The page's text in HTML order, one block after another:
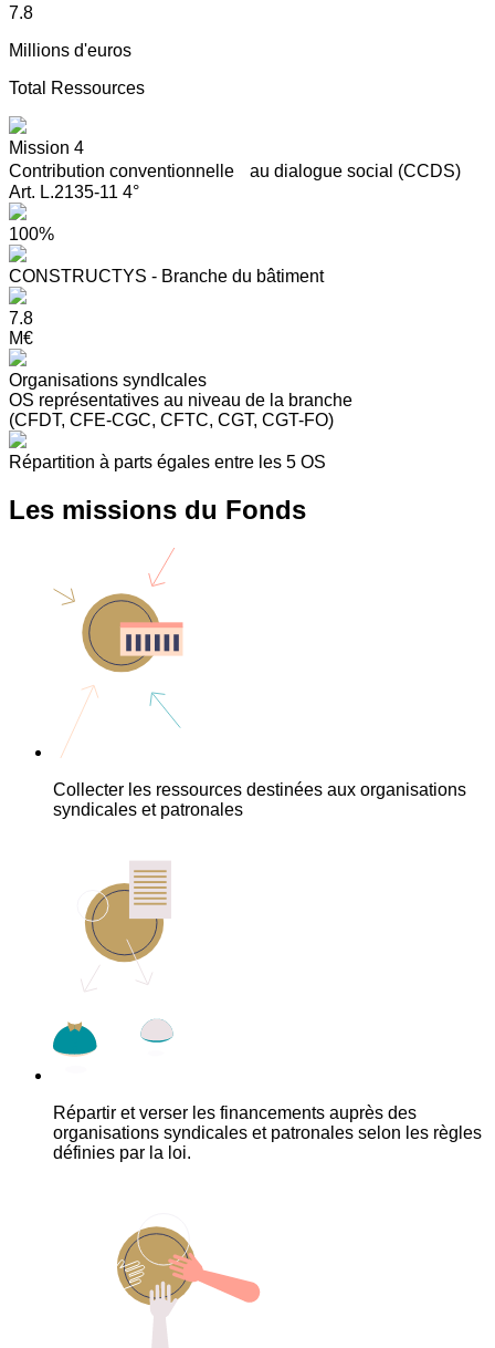
7.8
Millions d'euros
Total Ressources
Mission 4
Contribution conventionnelle au dialogue social (CCDS)
Art. L.2135-11 4°
100%
CONSTRUCTYS - Branche du bâtiment
7.8
M€
Organisations syndIcales
OS représentatives au niveau de la branche
(CFDT, CFE-CGC, CFTC, CGT, CGT-FO)
Répartition à parts égales entre les 5 OS
Les missions du Fonds
Collecter les ressources destinées aux organisations
syndicales et patronales
Répartir et verser les financements auprès des
organisations syndicales et patronales selon les règles
définies par la loi.